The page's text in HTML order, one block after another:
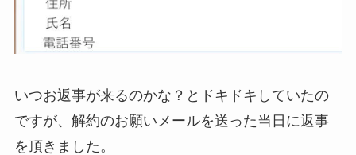
いつお返事が来るのかな？とドキドキしていたの
ですが、解約のお願いメールを送った当日に返事
を頂きました。